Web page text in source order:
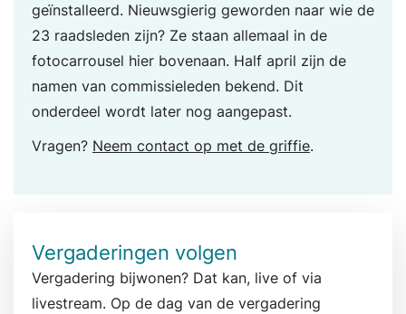
geïnstalleerd. Nieuwsgierig geworden naar wie de
23 raadsleden zijn? Ze staan allemaal in de
fotocarrousel hier bovenaan. Half april zijn de
namen van commissieleden bekend. Dit
onderdeel wordt later nog aangepast.
Vragen? Neem contact op met de griffie.
Vergaderingen volgen
Vergadering bijwonen? Dat kan, live of via
livestream. Op de dag van de vergadering